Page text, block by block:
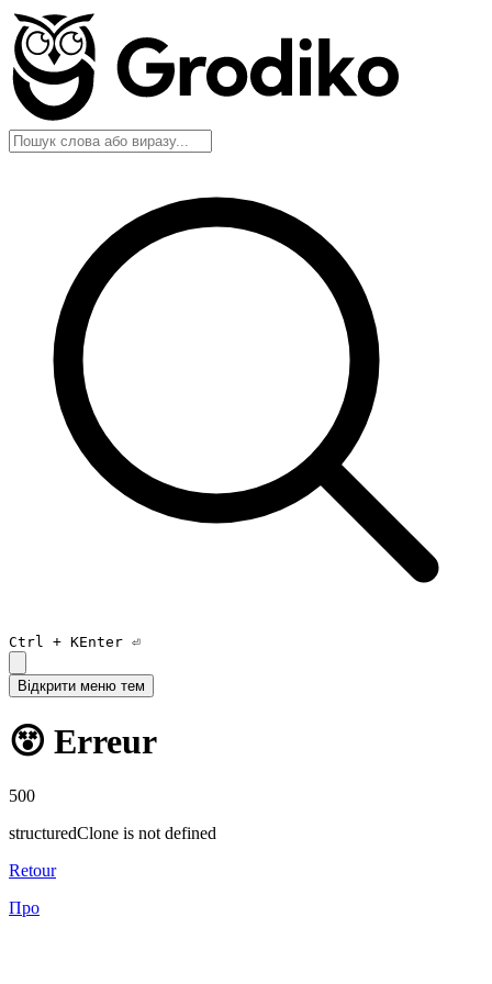
Ctrl + KEnter ⏎
Відкрити меню тем
😵 Erreur
500
structuredClone is not defined
Retour
Про